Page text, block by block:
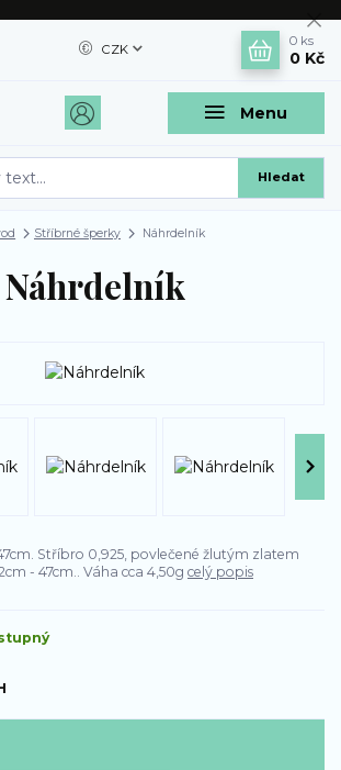
Menu
CZK
Hledat
0 ks
0 Kč
Stříbrné šperky Náhrdelník
Náhrdelník
Stříbro 0,925, povlečené žlutým zlatem
- 47cm.. Váha cca 4,50g celý popis